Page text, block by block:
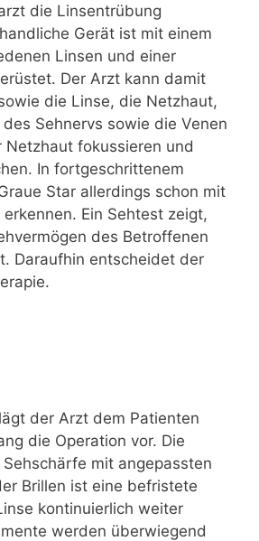
die Linsentrübung
Gerät ist mit einem
Linsen und einer
Der Arzt kann damit
die Linse, die Netzhaut,
Sehnervs sowie die Venen
fokussieren und
In fortgeschrittenem
Star allerdings schon mit
Ein Sehtest zeigt,
des Betroffenen
Daraufhin entscheidet der
der Arzt dem Patienten
die Operation vor. Die
mit angepassten
Brillen ist eine befristete
kontinuierlich weiter
werden überwiegend